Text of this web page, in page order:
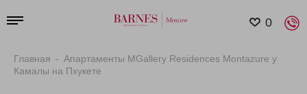
0
Главная
Апартаменты MGallery Residences Montazure у
Камалы на Пхукете